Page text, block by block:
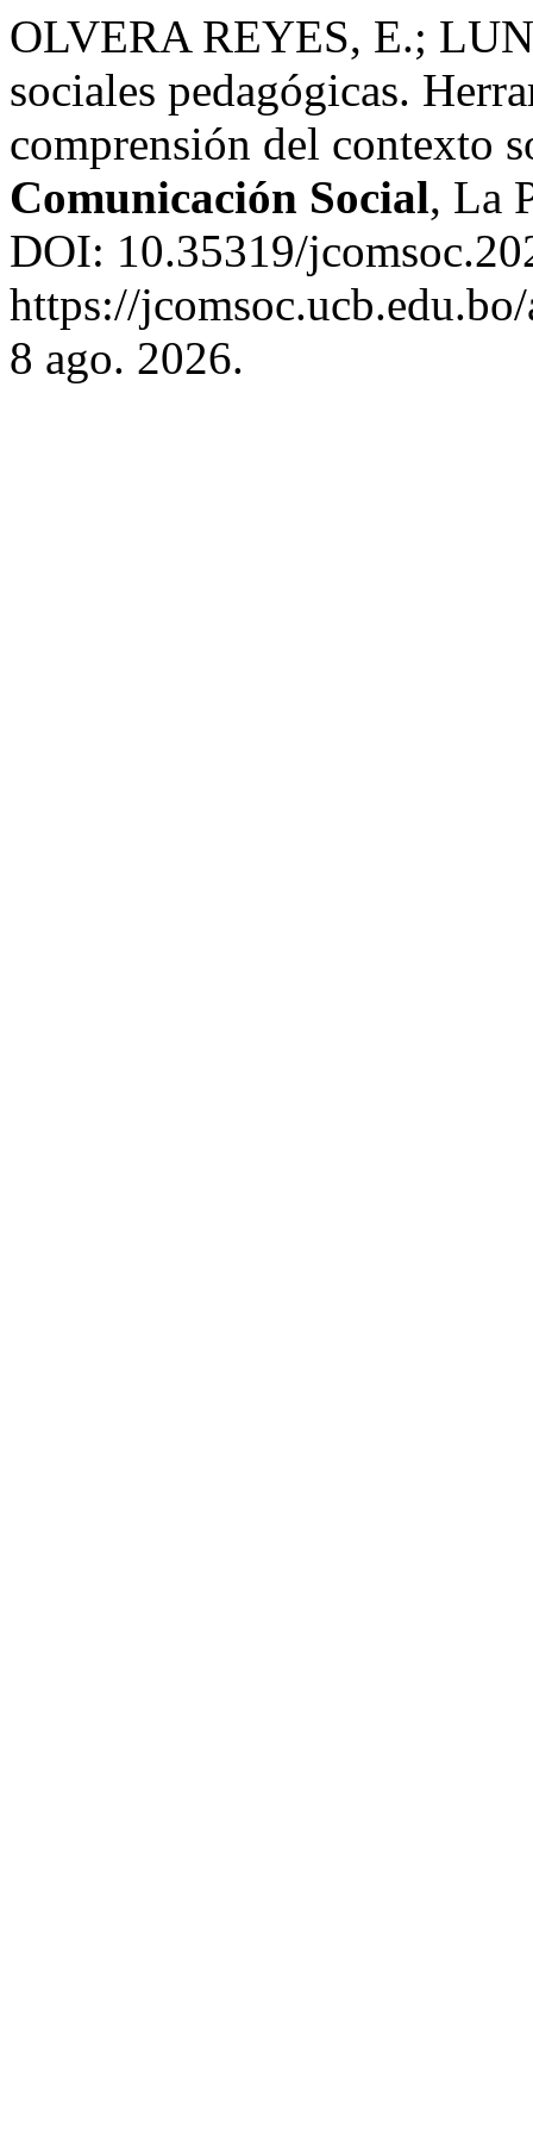
OLVERA REYES, E.;
sociales pedagógicas.
comprensión del contexto
Comunicación Social, La
DOI: 10.35319/
https://
8 ago. 2026.